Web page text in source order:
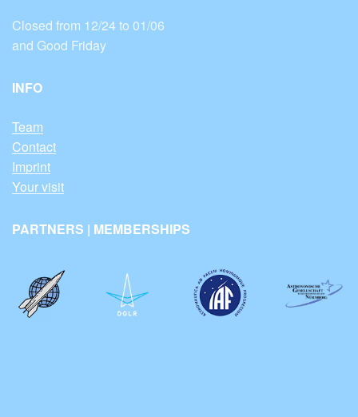
Closed from 12/24 to 01/06
and Good Friday
INFO
Team
Contact
Imprint
Your visit
PARTNERS | MEMBERSHIPS